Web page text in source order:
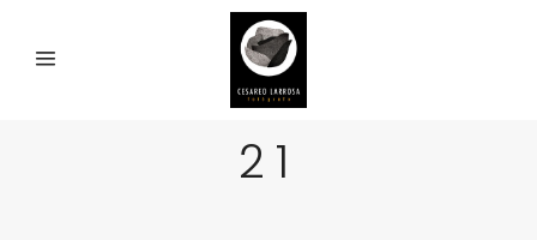
21